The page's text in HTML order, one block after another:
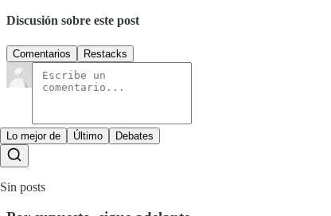
Discusión sobre este post
Comentarios Restacks
Lo mejor de Último Debates
Sin posts